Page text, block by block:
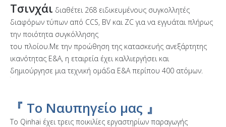
Τσινχάι διαθέτει 268 ειδικευμένους συγκολλητές
διαφόρων τύπων από CCS, BV και ZC για να εγγυάται πλήρως
την ποιότητα συγκόλλησης
του πλοίου.Με την προώθηση της κατασκευής ανεξάρτητης
ικανότητας Ε&Α, η εταιρεία έχει καλλιεργήσει και
δημιούργησε μια τεχνική ομάδα Ε&Α περίπου 400 ατόμων.
『 Το Ναυπηγείο μας 』
Το Qinhai έχει τρεις ποικιλίες εργαστηρίων παραγωγής